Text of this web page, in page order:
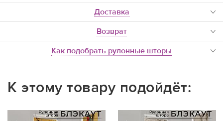
доставка
Возврат
Как подобрать рулонные шторы
К этому товару подойдёт: